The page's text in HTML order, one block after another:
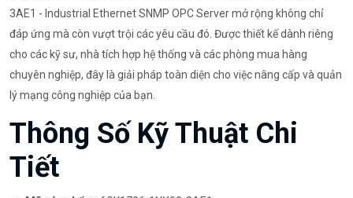
3AE1 - Industrial Ethernet SNMP OPC Server mở rộng không chỉ
đáp ứng mà còn vượt trội các yêu cầu đó. Được thiết kế dành riêng
cho các kỹ sư, nhà tích hợp hệ thống và các phòng mua hàng
chuyên nghiệp, đây là giải pháp toàn diện cho việc nâng cấp và quản
lý mạng công nghiệp của bạn.
Thông Số Kỹ Thuật Chi
Tiết